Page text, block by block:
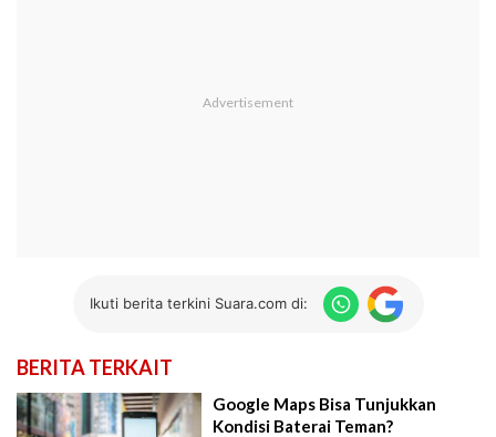
Ikuti berita terkini Suara.com di:
BERITA TERKAIT
Google Maps Bisa Tunjukkan
Kondisi Baterai Teman?